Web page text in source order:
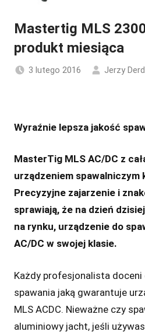
Mastertig MLS
produkt miesiąca
3 lutego 2016 Jerzy
Wyraźnie lepsza jakość
MasterTig MLS AC/DC z
urządzeniem spawalniczym
Precyzyjne zajarzenie i
sprawiają, że na dzień
na rynku, urządzenie do
AC/DC w swojej klasie.
Każdy profesjonalista doceni
spawania jaką gwarantuje
MLS ACDC. Nieważne czy
aluminiowy jacht, jeśli